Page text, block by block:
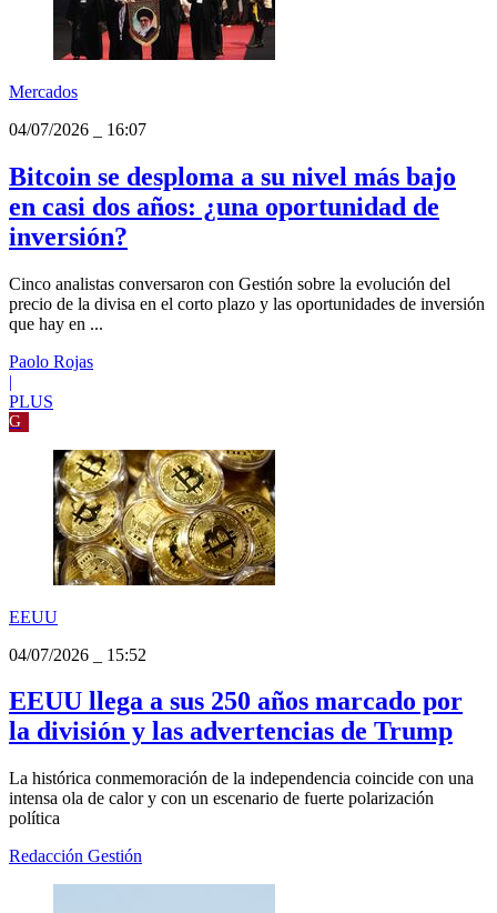
Mercados
04/07/2026
16:07
Bitcoin se desploma a su nivel más bajo
en casi dos años: ¿una oportunidad de
inversión?
Cinco analistas conversaron con Gestión sobre la evolución del
precio de la divisa en el corto plazo y las oportunidades de inversión
que hay en ...
Paolo Rojas
|
PLUS
G
EEUU
04/07/2026
15:52
EEUU llega a sus 250 años marcado por
la división y las advertencias de Trump
La histórica conmemoración de la independencia coincide con una
intensa ola de calor y con un escenario de fuerte polarización
política
Redacción Gestión